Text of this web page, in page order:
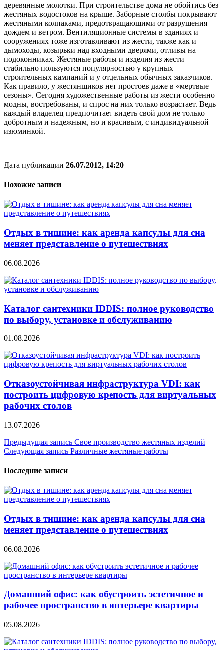
деревянные молотки. При строительстве дома не обойтись без
жестяных водостоков на крыше. Заборные столбы покрывают
жестяными колпаками, предотвращающими от разрушения
дождем и ветром. Вентиляционные системы в зданиях и
сооружениях тоже изготавливают из жести, также как и
дымоходы, козырьки над входными дверями, отливы на
подоконниках. Жестяные работы и изделия из жести
стабильно пользуются популярностью у крупных
строительных кампаний и у отдельных обычных заказчиков.
Как правило, у жестянщиков нет простоев даже в «мертвые
сезоны». Сегодня художественные работы из жести особенно
модны, востребованы, и спрос на них только возрастает. Ведь
каждый владелец предпочитает видеть свой дом не только
добротным и надежным, но и красивым, с индивидуальной
изюминкой.
Дата публикации 26.07.2012, 14:20
Похожие записи
Отдых в тишине: как аренда капсулы для сна
меняет представление о путешествиях
06.08.2026
Каталог сантехники IDDIS: полное руководство
по выбору, установке и обслуживанию
01.08.2026
Отказоустойчивая инфраструктура VDI: как
построить цифровую крепость для виртуальных
рабочих столов
13.07.2026
Навигация
по
записям
Предыдущая запись Свое производство жестяных изделий
Следующая запись Различные жестяные работы
Последние записи
Отдых в тишине: как аренда капсулы для сна
меняет представление о путешествиях
06.08.2026
Домашний офис: как обустроить эстетичное и
рабочее пространство в интерьере квартиры
05.08.2026